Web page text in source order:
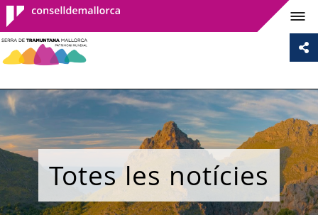
Consell de
Mallorca
Totes les notícies